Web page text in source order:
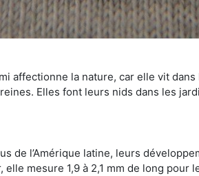
affectionne la nature, car elle vit
Elles font leurs nids dans les
de l’Amérique latine, leurs
mesure 1,9 à 2,1 mm de long